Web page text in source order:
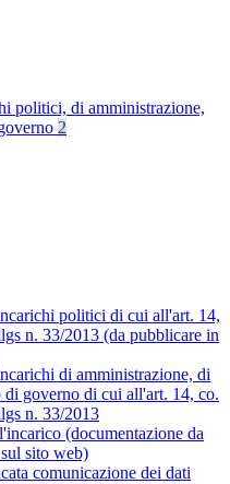
politici, di amministrazione,
2
politici di cui all'art. 14,
n. 33/2013 (da pubblicare in
di amministrazione, di
di governo di cui all'art. 14, co.
n. 33/2013
(documentazione da
sito web)
comunicazione dei dati